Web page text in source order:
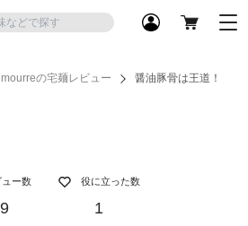
mourreの宅麺レビュー 醤油豚骨は王道！
ュー数 役に立った数
1